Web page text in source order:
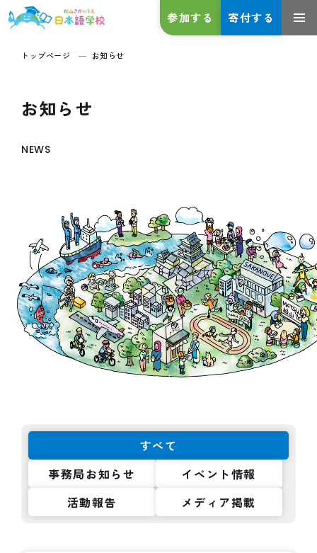
参加する 寄付する
トップページ お知らせ
お知らせ
NEWS
すべて
事務局お知らせ
イベント情報
活動報告
メディア掲載